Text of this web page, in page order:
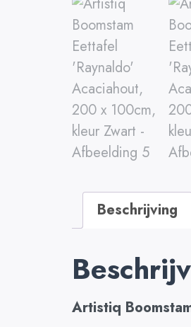
Beschrijving
Artistiq